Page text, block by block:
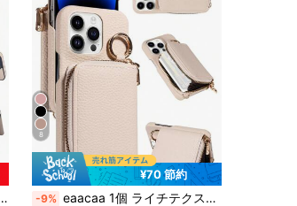
8
¥70 節約
-9% eaacaa 1個 ライチテクスチャー 多機能 マルチカードスロット クロスボディ ジッパー アコーディオン カードホルダー ウォレット スマホケース PUレザー 耐衝撃 防盗 保護カバー Apple 17e 17ProMax 16ProMax 16Pro 16Plus 15ProMax 15plus 13ProMax 13pro 13Mini 14ProMax 14Pro 14plus 12ProMax 12Pro 12Mini 11 ProMax 11Pro 14 13 12 11 7 8 X XS XR XSMax シリーズ S26ultra S26pro S26 S25FE S25ultra S25+ S25 S24FE S24ultra S24+ S24 S23FE S23Ultra S23+ S23 S22ultra S22 S21FE S21ultra S21plus S21 S20FE A16 シリーズ対応